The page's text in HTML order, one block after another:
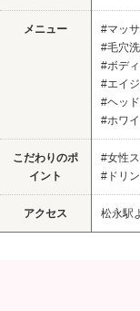
メニュー #マッ
#毛穴
#ボデ
#エイ
#ヘッ
#ホワ
こだわりのポ
イント
#女性
#ドリ
アクセス 松永駅